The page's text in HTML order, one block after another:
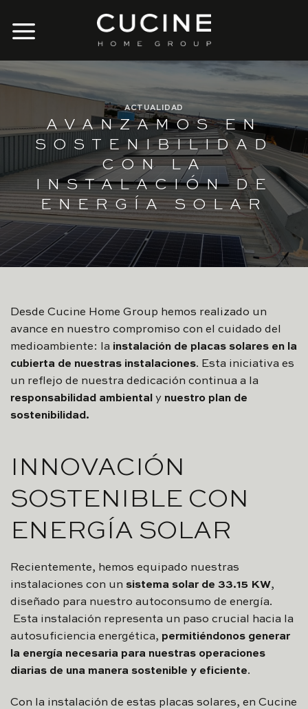
content
ACTUALIDAD
AVANZAMOS EN
SOSTENIBILIDAD
CON LA
INSTALACIÓN DE
ENERGÍA SOLAR
Desde Cucine Home Group hemos realizado un
avance en nuestro compromiso con el cuidado del
medioambiente: la instalación de placas solares en la
cubierta de nuestras instalaciones. Esta iniciativa es
un reflejo de nuestra dedicación continua a la
responsabilidad ambiental y nuestro plan de
sostenibilidad.
INNOVACIÓN
SOSTENIBLE CON
ENERGÍA SOLAR
Recientemente, hemos equipado nuestras
instalaciones con un sistema solar de 33.15 KW,
diseñado para nuestro autoconsumo de energía.
Esta instalación representa un paso crucial hacia la
autosuficiencia energética, permitiéndonos generar
la energía necesaria para nuestras operaciones
diarias de una manera sostenible y eficiente.
Con la instalación de estas placas solares, en Cucine